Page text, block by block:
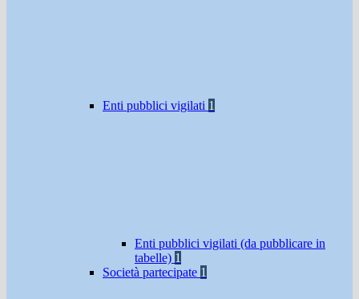
Enti pubblici vigilati 1
Enti pubblici vigilati (da pubblicare in
tabelle) 1
Società partecipate 1